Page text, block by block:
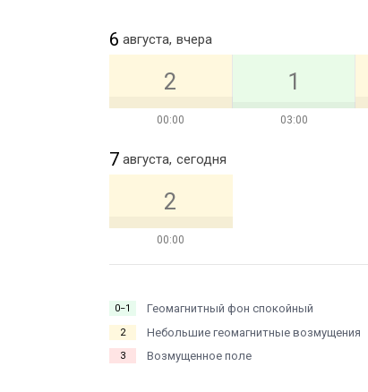
6 августа, вчера
00:00
2
03:00
1
7 августа, сегодня
00:00
2
0−1 Геомагнитный фон спокойный
2 Небольшие геомагнитные возмущения
3 Возмущенное поле